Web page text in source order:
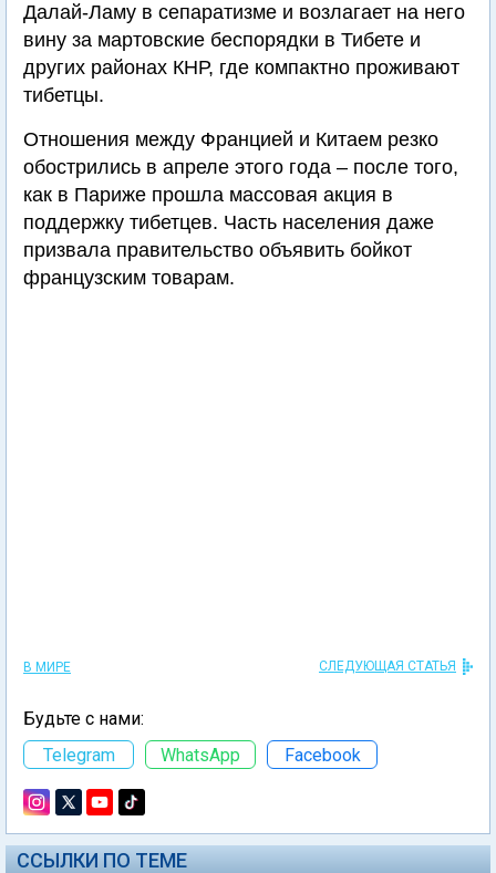
Далай-Ламу в сепаратизме и возлагает на него
вину за мартовские беспорядки в Тибете и
других районах КНР, где компактно проживают
тибетцы.
Отношения между Францией и Китаем резко
обострились в апреле этого года – после того,
как в Париже прошла массовая акция в
поддержку тибетцев. Часть населения даже
призвала правительство объявить бойкот
французским товарам.
В МИРЕ СЛЕДУЮЩАЯ СТАТЬЯ
Будьте с нами:
Telegram
WhatsApp Facebook
ССЫЛКИ ПО ТЕМЕ